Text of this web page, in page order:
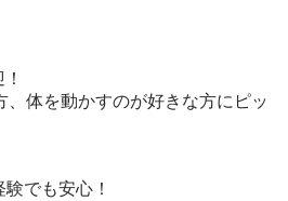
、体を動かすのが好きな方にピッ
でも安心！